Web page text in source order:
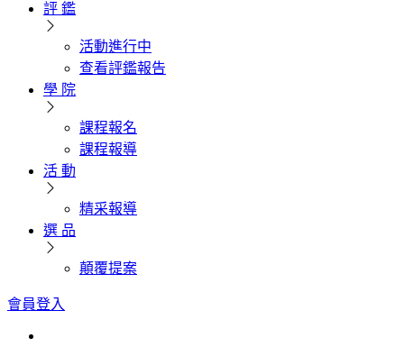
評 鑑
活動進行中
查看評鑑報告
學 院
課程報名
課程報導
活 動
精采報導
選 品
顛覆提案
會員登入